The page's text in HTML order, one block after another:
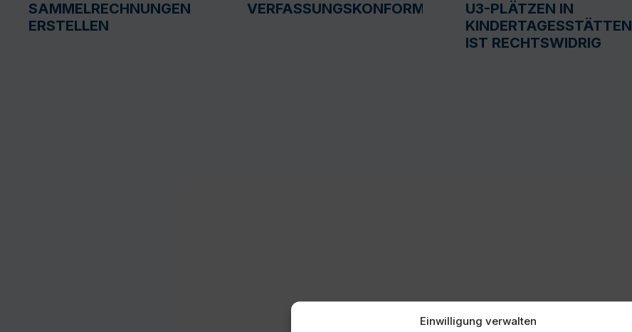
Einwilligung verwalten
SAMMELRECHNUNGEN
ERSTELLEN
VERFASSUNGSKONFORM
U3-PLÄTZEN IN
KINDERTAGESSTÄTTEN
IST RECHTSWIDRIG